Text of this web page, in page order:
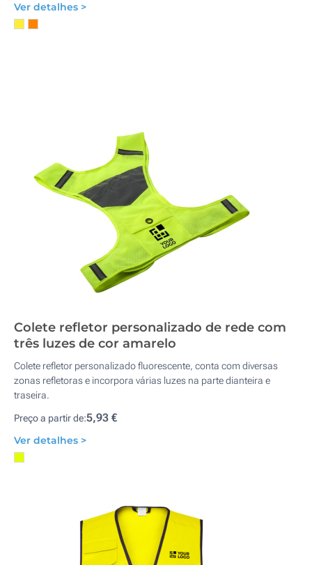
Ver detalhes >
Colete refletor personalizado de rede com
três luzes de cor amarelo
Colete refletor personalizado fluorescente, conta com diversas
zonas refletoras e incorpora várias luzes na parte dianteira e
traseira.
Preço a partir de:5,93 €
Ver detalhes >